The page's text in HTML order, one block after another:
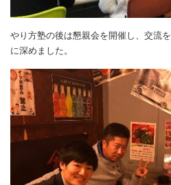
やり方塾の後は懇親会を開催し、交流
に深めました。